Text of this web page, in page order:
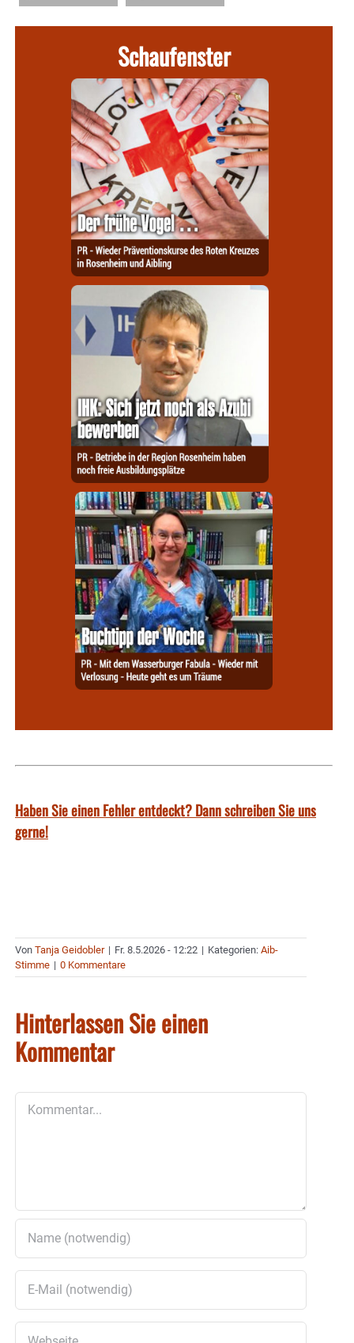
Schaufenster
Haben Sie einen Fehler entdeckt? Dann schreiben Sie uns
gerne!
Von Tanja Geidobler | Fr. 8.5.2026 - 12:22 | Kategorien: Aib-
Stimme | 0 Kommentare
Hinterlassen Sie einen
Kommentar